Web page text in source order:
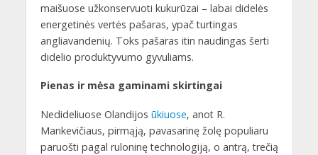
maišuose užkonservuoti kukurūzai – labai didelės
energetinės vertės pašaras, ypač turtingas
angliavandenių. Toks pašaras itin naudingas šerti
didelio produktyvumo gyvuliams.
Pienas ir mėsa gaminami skirtingai
Nedideliuose Olandijos ūkiuose, anot R.
Mankevičiaus, pirmąją, pavasarinę žolę populiaru
paruošti pagal ruloninę technologiją, o antrą, trečią